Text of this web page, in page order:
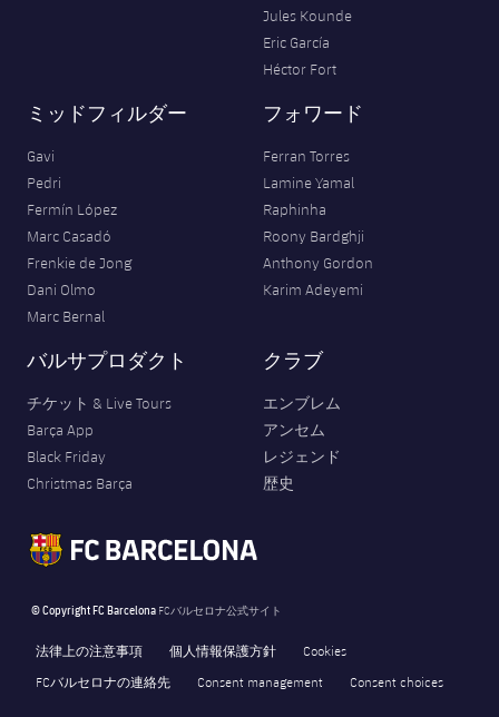
Jules Kounde
Eric García
Héctor Fort
ミッドフィルダー
Gavi
Pedri
Fermín López
Marc Casadó
Frenkie de Jong
Dani Olmo
Marc Bernal
フォワード
Ferran Torres
Lamine Yamal
Raphinha
Roony Bardghji
Anthony Gordon
Karim Adeyemi
バルサプロダクト
チケット & Live Tours
Barça App
Black Friday
Christmas Barça
クラブ
エンブレム
アンセム
レジェンド
歴史
© Copyright FC Barcelona FCバルセロナ公式サイト
法律上の注意事項 個人情報保護方針
Cookies
FCバルセロナの連絡先
Consent management Consent choices